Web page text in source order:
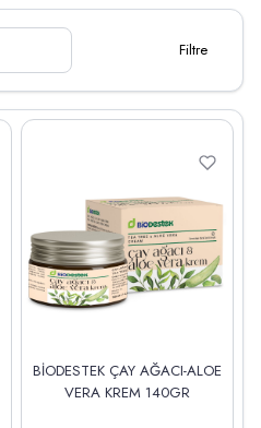
Filtre
BİODESTEK ÇAY AĞACI-ALOE
VERA KREM 140GR